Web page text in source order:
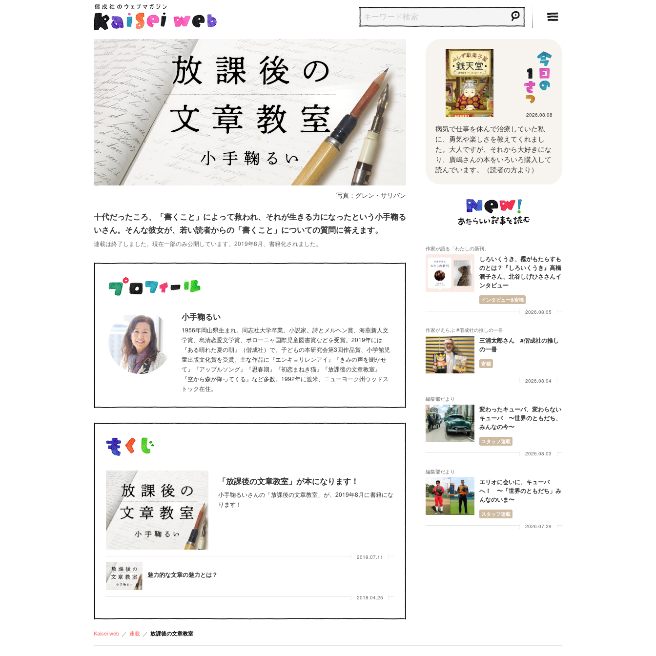
写真：グレン・サリバン
十代だったころ、「書くこと」によって救われ、それが生きる力になったという小手鞠る
いさん。そんな彼女が、若い読者からの「書くこと」についての質問に答えます。
連載は終了しました。現在一部のみ公開しています。2019年8月、書籍化されました。
小手鞠るい
1956年岡山県生まれ。同志社大学卒業。小説家。詩とメルヘン賞、海燕新人文
学賞、島清恋愛文学賞、ボローニャ国際児童図書賞などを受賞。2019年には
『ある晴れた夏の朝』（偕成社）で、子どもの本研究会第3回作品賞、小学館児
童出版文化賞を受賞。主な作品に『エンキョリレンアイ』『きみの声を聞かせ
て』『アップルソング』『思春期』『初恋まねき猫』『放課後の文章教室』
『空から森が降ってくる』など多数。1992年に渡米、ニューヨーク州ウッドス
トック在住。
「放課後の文章教室」が本になります！
小手鞠るいさんの「放課後の文章教室」が、2019年8月に書籍にな
ります！
2019.07.11
魅力的な文章の魅力とは？
2018.04.25
2026.08.08
病気で仕事を休んで治療していた私
に、勇気や楽しさを教えてくれまし
た。大人ですが、それから大好きにな
り、廣嶋さんの本をいろいろ購入して
読んでいます。（読者の方より）
作家が語る「わたしの新刊」
しろいくうき、霧がもたらすも
のとは？『しろいくうき』高橋
潤子さん、北谷しげひささんイ
ンタビュー
インタビュー&寄稿
2026.08.05
作家がえらぶ #偕成社の推しの一冊
三浦太郎さん #偕成社の推し
の一冊
寄稿
2026.08.04
編集部だより
変わったキューバ、変わらない
キューバ 〜世界のともだち、
みんなの今〜
スタッフ連載
2026.08.03
編集部だより
エリオに会いに、キューバ
へ！ 〜「世界のともだち」み
んなのいま〜
スタッフ連載
2026.07.29
Kaisei web 連載 放課後の文章教室